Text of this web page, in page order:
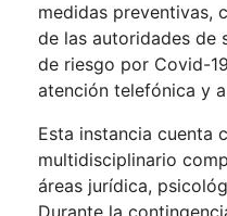
medidas preventivas,
de las autoridades de
de riesgo por Covid-
atención telefónica y
Esta instancia cuenta
multidisciplinario
áreas jurídica,